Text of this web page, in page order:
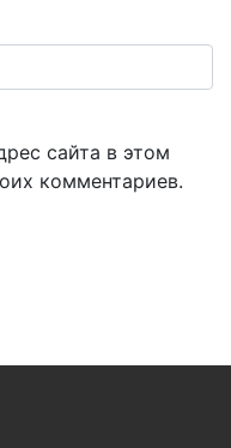
сайта в этом
комментариев.